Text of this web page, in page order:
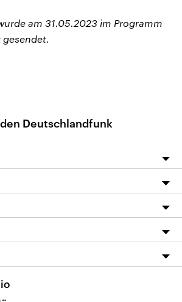
am 31.05.2023 im Programm
Deutschlandfunk
auf dlf.de
App
App